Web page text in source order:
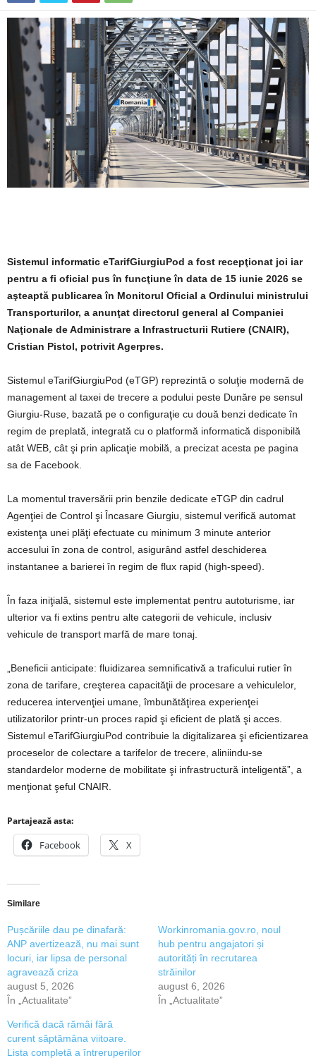
Sistemul informatic eTarifGiurgiuPod a fost recepţionat joi iar
pentru a fi oficial pus în funcţiune în data de 15 iunie 2026 se
aşteaptă publicarea în Monitorul Oficial a Ordinului ministrului
Transporturilor, a anunţat directorul general al Companiei
Naţionale de Administrare a Infrastructurii Rutiere (CNAIR),
Cristian Pistol, potrivit Agerpres.
Sistemul eTarifGiurgiuPod (eTGP) reprezintă o soluţie modernă de
management al taxei de trecere a podului peste Dunăre pe sensul
Giurgiu-Ruse, bazată pe o configuraţie cu două benzi dedicate în
regim de preplată, integrată cu o platformă informatică disponibilă
atât WEB, cât şi prin aplicaţie mobilă, a precizat acesta pe pagina
sa de Facebook.
La momentul traversării prin benzile dedicate eTGP din cadrul
Agenţiei de Control şi Încasare Giurgiu, sistemul verifică automat
existenţa unei plăţi efectuate cu minimum 3 minute anterior
accesului în zona de control, asigurând astfel deschiderea
instantanee a barierei în regim de flux rapid (high-speed).
În faza iniţială, sistemul este implementat pentru autoturisme, iar
ulterior va fi extins pentru alte categorii de vehicule, inclusiv
vehicule de transport marfă de mare tonaj.
„Beneficii anticipate: fluidizarea semnificativă a traficului rutier în
zona de tarifare, creşterea capacităţii de procesare a vehiculelor,
reducerea intervenţiei umane, îmbunătăţirea experienţei
utilizatorilor printr-un proces rapid şi eficient de plată şi acces.
Sistemul eTarifGiurgiuPod contribuie la digitalizarea şi eficientizarea
proceselor de colectare a tarifelor de trecere, aliniindu-se
standardelor moderne de mobilitate şi infrastructură inteligentă”, a
menţionat şeful CNAIR.
Partajează asta:
Facebook X
Similare
Pușcăriile dau pe dinafară:
ANP avertizează, nu mai sunt
locuri, iar lipsa de personal
agravează criza
august 5, 2026
În „Actualitate”
Workinromania.gov.ro, noul
hub pentru angajatori și
autorități în recrutarea
străinilor
august 6, 2026
În „Actualitate”
Verifică dacă rămâi fără
curent săptămâna viitoare.
Lista completă a întreruperilor